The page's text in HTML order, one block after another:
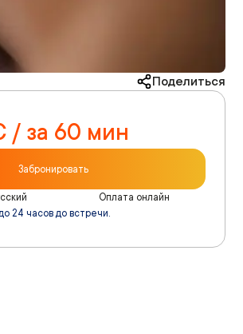
Поделиться
/ за 60 мин
Забронировать
Оплата онлайн
24 часов до встречи.